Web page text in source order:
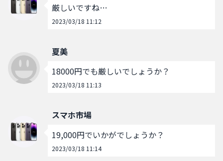
厳しいですね…
2023/03/18 11:12
夏美
18000円でも厳しいでしょうか？
2023/03/18 11:13
スマホ市場
19,000円でいかがでしょうか？
2023/03/18 11:14